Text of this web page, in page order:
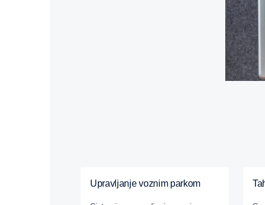
Upravljanje voznim parkom